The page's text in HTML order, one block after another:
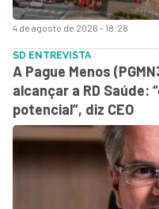
4 de agosto de 2026 - 18:28
SD ENTREVISTA
A Pague Menos
alcançar a RD Saúde:
potencial”, diz CEO